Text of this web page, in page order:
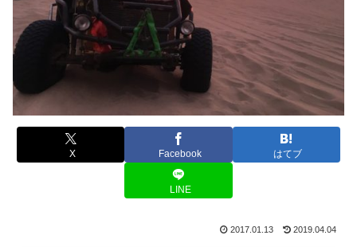
X Facebook はてブ
LINE
2017.01.13 2019.04.04